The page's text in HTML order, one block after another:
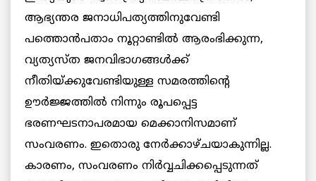
ആഭ്യന്തര ജനാധിപത്യത്തിനുവേണ്ടി
പത്തൊന്‍പതാം നൂറ്റാണ്ടില്‍ ആരംഭിക്കുന്ന,
വ്യത്യസ്ത ജനവിഭാഗങ്ങള്‍ക്ക്
നീതിയ്ക്കുവേണ്ടിയുള്ള സമരത്തിന്റെ
ഊര്‍ജ്ജത്തില്‍ നിന്നും രൂപപ്പെട്ട
ഭരണഘടനാപരമായ മെക്കാനിസമാണ്
സംവരണം. ഇതൊരു നേര്‍ക്കാഴ്ചയാകുന്നില്ല.
കാരണം, സംവരണം നിര്‍വ്വചിക്കപ്പെടുന്നത്